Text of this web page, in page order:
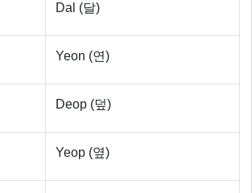
Dal (달)
Yeon (연)
Deop (덮)
Yeop (옆)